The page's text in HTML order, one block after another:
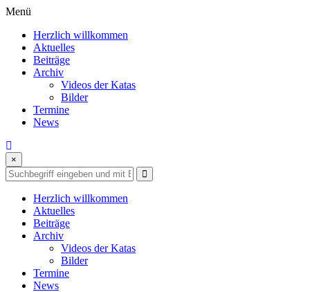
Skip
content
Menü
Herzlich willkommen
Aktuelles
Beiträge
Archiv
Videos der Katas
Bilder
Termine
News
×
Herzlich willkommen
Aktuelles
Beiträge
Archiv
Videos der Katas
Bilder
Termine
News